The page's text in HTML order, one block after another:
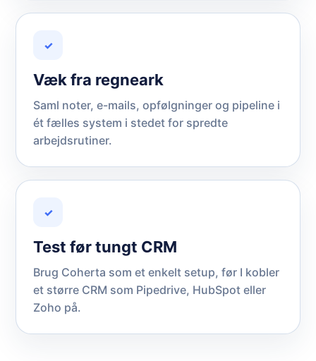
✓
Væk fra regneark
Saml noter, e-mails, opfølgninger og pipeline i
ét fælles system i stedet for spredte
arbejdsrutiner.
✓
Test før tungt CRM
Brug Coherta som et enkelt setup, før I kobler
et større CRM som Pipedrive, HubSpot eller
Zoho på.